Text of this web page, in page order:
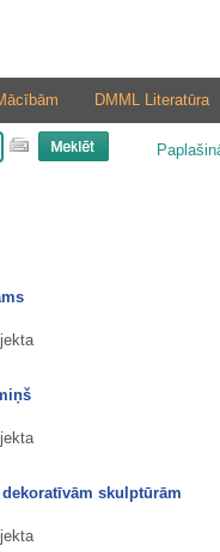
DMML Literatūra
skulptūrām